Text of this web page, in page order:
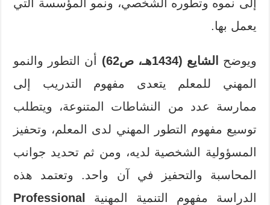
إلى نموه وتطوره الشخصي، ونمو المؤسسة التي
يعمل بها.
ويوضح الشايع (1434هـ، ص62)
أن التطور والنمو
المهني للمعلم يتعدى مفهوم التدريب إلى
ممارسة عدد من النشاطات المتنوعة، ويتطلب
توسيع مفهوم التطور المهني لدى المعلم، وتحفيز
المسؤولية الشخصية لديه، ومن ثم تحديد جوانب
المحاسبة والتحفيز في آن واحد. وتعتمد هذه
الدراسة مفهوم التنمية المهنية
Professional